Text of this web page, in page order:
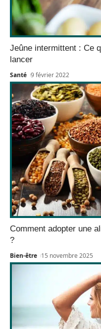
Jeûne intermittent : Ce
lancer
Santé 9 février 2022
Comment adopter une
?
Bien-être 15 novembre 2025